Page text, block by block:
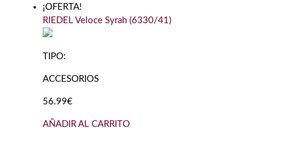
¡OFERTA!
RIEDEL Veloce Syrah (6330/41)
TIPO:
ACCESORIOS
56.99€
AÑADIR AL CARRITO